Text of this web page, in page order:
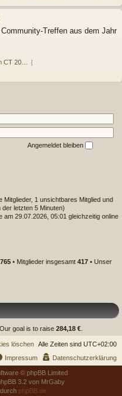
Treffen aus dem Jahr
CT 20…
Angemeldet bleiben
Mitglieder, 1 unsichtbares Mitglied und
letzten 5 Minuten)
am 29.07.2026, 05:01 gleichzeitig online
• Mitglieder insgesamt 417 • Unser
goal is to raise 284,18 €
Alle Zeiten sind UTC+02:00
löschen
Datenschutzerklärung
Impressum
© phpBB Limited
3.2 von MrGaby
phpBB.de